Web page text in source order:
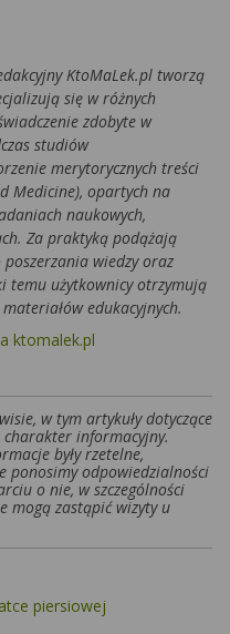
KtoMaLek.pl tworzą
się w różnych
zdobyte w
studiów
merytorycznych treści
Medicine), opartych na
naukowych,
Za praktyką podążają
wiedzy oraz
temu użytkownicy otrzymują
edukacyjnych.
ktomalek.pl
w tym artykuły dotyczące
charakter informacyjny.
były rzetelne,
ponosimy odpowiedzialności
o nie, w szczególności
mogą zastąpić wizyty u
piersiowej